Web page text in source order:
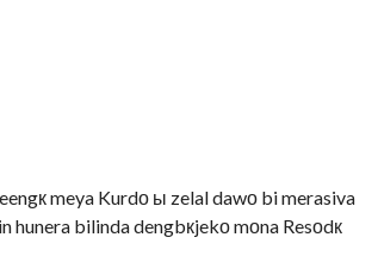
meya Kurdо ы zelal dawо bi merasiva
hunera bilinda dengbкjekо mоna Resоdк